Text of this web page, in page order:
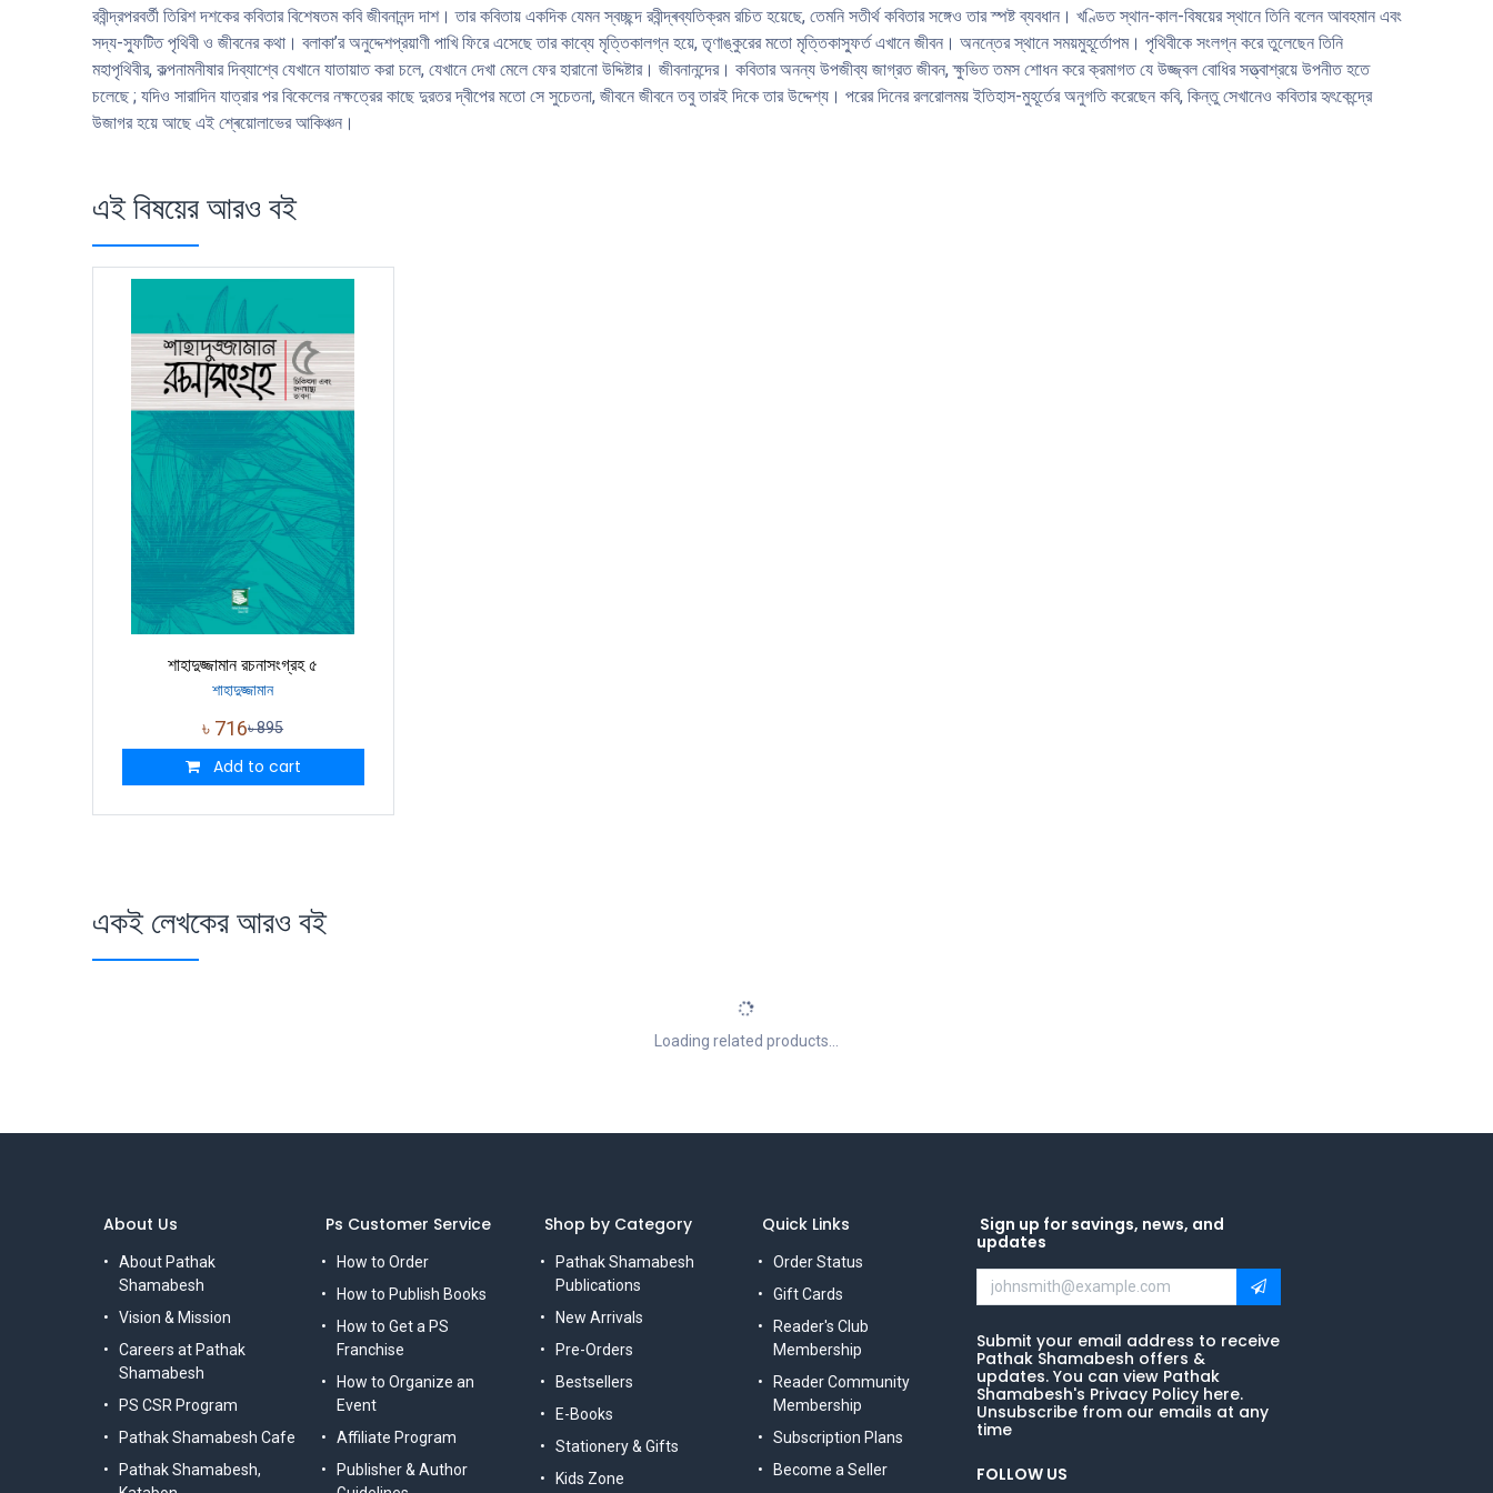
রবীন্দ্রপরবর্তী তিরিশ দশকের কবিতার বিশেষতম কবি জীবনানন্দ দাশ। তার কবিতায় একদিক যেমন স্বচ্ছন্দ রবীন্দ্ৰব্যতিক্রম রচিত হয়েছে, তেমনি সতীর্থ কবিতার সঙ্গেও তার স্পষ্ট ব্যবধান। খণ্ডিত স্থান-কাল-বিষয়ের স্থানে তিনি বলেন আবহমান এবং
সদ্য-স্ফুটিত পৃথিবী ও জীবনের কথা। বলাকা’র অনুদ্দেশপ্রয়াণী পাখি ফিরে এসেছে তার কাব্যে মৃত্তিকালগ্ন হয়ে, তৃণাঙ্কুরের মতাে মৃত্তিকাস্ফুর্ত এখানে জীবন। অনন্তের স্থানে সময়মুহূর্তোপম। পৃথিবীকে সংলগ্ন করে তুলেছেন তিনি
মহাপৃথিবীর, কল্পনামনীষার দিব্যাশ্বে যেখানে যাতায়াত করা চলে, যেখানে দেখা মেলে ফের হারানাে উদ্দিষ্টার। জীবনানন্দের। কবিতার অনন্য উপজীব্য জাগ্রত জীবন, ক্ষুভিত তমস শােধন করে ক্রমাগত যে উজ্জ্বল বােধির সত্ত্বাশ্রয়ে উপনীত হতে
চলেছে ; যদিও সারাদিন যাত্রার পর বিকেলের নক্ষত্রের কাছে দুরতর দ্বীপের মতাে সে সুচেতনা, জীবনে জীবনে তবু তারই দিকে তার উদ্দেশ্য। পরের দিনের রলরােলময় ইতিহাস-মুহূর্তের অনুগতি করেছেন কবি, কিন্তু সেখানেও কবিতার হৃৎকেন্দ্রে
উজাগর হয়ে আছে এই শ্ৰেয়ােলাভের আকিঞ্চন।
এই বিষয়ের আরও বই
শাহাদুজ্জামান রচনাসংগ্রহ ৫
শাহাদুজ্জামান
৳ 716৳895
Add to cart
একই লেখকের আরও বই
Loading related products...
Ps Customer Service
How to Order
How to Publish Books
How to Get a PS
Franchise
How to Organize an
Event
Affiliate Program
Publisher & Author
Shop by Category
Pathak Shamabesh
Publications
New Arrivals
Pre-Orders
Bestsellers
E-Books
Stationery & Gifts
Kids Zone
Quick Links
Order Status
Gift Cards
Reader's Club
Membership
Reader Community
Membership
Subscription Plans
Become a Seller
Sign up for savings, news, and
updates
Submit your email address to receive
Pathak Shamabesh offers &
updates. You can view Pathak
Shamabesh's Privacy Policy here.
Unsubscribe from our emails at any
time
FOLLOW US
About Us
About Pathak
Shamabesh
Vision & Mission
Careers at Pathak
Shamabesh
PS CSR Program
Pathak Shamabesh Cafe
Pathak Shamabesh,